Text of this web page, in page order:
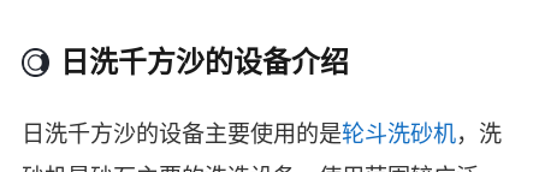
日洗千方沙的设备介绍
日洗千方沙的设备主要使用的是轮斗洗砂机，洗